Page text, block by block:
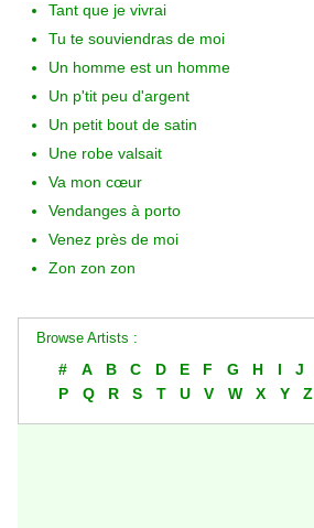
Tant que je vivrai
Tu te souviendras de moi
Un homme est un homme
Un p'tit peu d'argent
Un petit bout de satin
Une robe valsait
Va mon cœur
Vendanges à porto
Venez près de moi
Zon zon zon
Browse Artists :
# A B C D E F G H I J
P
Q R S T U V W X Y Z